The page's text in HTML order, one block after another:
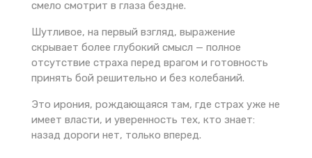
смело смотрит в глаза бездне.
Шутливое, на первый взгляд, выражение
скрывает более глубокий смысл — полное
отсутствие страха перед врагом и готовность
принять бой решительно и без колебаний.
Это ирония, рождающаяся там, где страх уже не
имеет власти, и уверенность тех, кто знает:
назад дороги нет, только вперед.